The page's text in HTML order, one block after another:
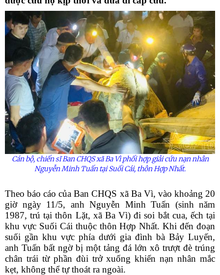
Cán bộ, chiến sĩ Ban CHQS xã Ba Vì phối hợp giải cứu nạn nhân
Nguyễn Minh Tuấn tại Suối Cái, thôn Hợp Nhất.
Theo báo cáo của Ban CHQS xã Ba Vì, vào khoảng 20
giờ ngày 11/5, anh Nguyễn Minh Tuấn (sinh năm
1987, trú tại thôn Lặt, xã Ba Vì) đi soi bắt cua, ếch tại
khu vực Suối Cái thuộc thôn Hợp Nhất. Khi đến đoạn
suối gần khu vực phía dưới gia đình bà Bảy Luyến,
anh Tuấn bất ngờ bị một tảng đá lớn xô trượt đè trúng
chân trái từ phần đùi trở xuống khiến nạn nhân mắc
kẹt, không thể tự thoát ra ngoài.